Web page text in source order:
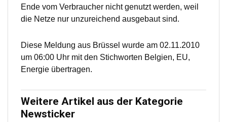
Ende vom Verbraucher nicht genutzt werden, weil
die Netze nur unzureichend ausgebaut sind.
Diese Meldung aus Brüssel wurde am 02.11.2010
um 06:00 Uhr mit den Stichworten Belgien, EU,
Energie übertragen.
Weitere Artikel aus der Kategorie
Newsticker